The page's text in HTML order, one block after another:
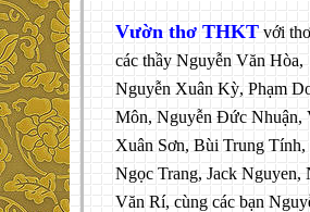
Vườn thơ THKT với
các thầy Nguyễn Văn Hòa,
Nguyễn Xuân Kỳ, Phạm
Môn, Nguyễn Đức Nhuận,
Xuân Sơn, Bùi Trung
Ngọc Trang, Jack Nguyen,
Văn Rí, cùng các bạn